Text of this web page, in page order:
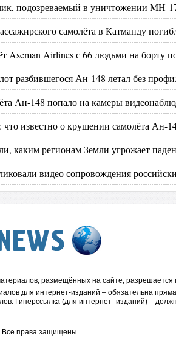
подозреваемый в уничтожении MH-
самолёта в Катманду
Aseman Airlines с 66 людьми на борту
разбившегося Ан-148 летал без
Ан-148 попало на камеры
известно о крушении самолёта Ан-
каким регионам Земли угрожает
видео сопровождения
размещённых на сайте, разрешается
для интернет-изданий – обязательна
Гиперссылка (для интернет- изданий) –
Все права защищены.